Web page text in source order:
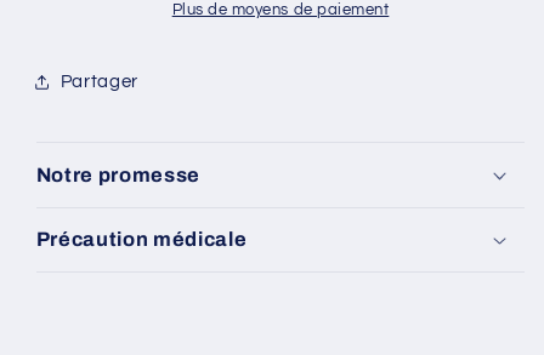
Plus de moyens de paiement
Partager
Notre promesse
Précaution médicale